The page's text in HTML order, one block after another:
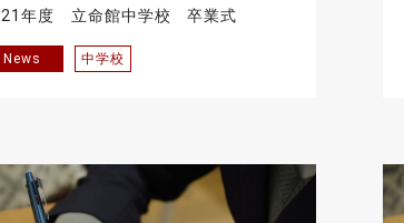
年度 立命館中学校 卒業式
News 中学校